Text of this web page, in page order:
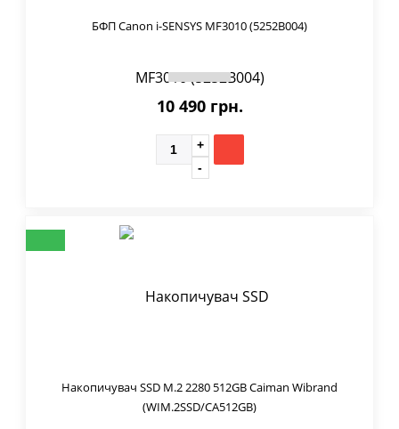
БФП Canon i-SENSYS MF3010 (5252B004)
10 490 грн.
Накопичувач SSD M.2 2280 512GB Caiman Wibrand
(WIM.2SSD/CA512GB)